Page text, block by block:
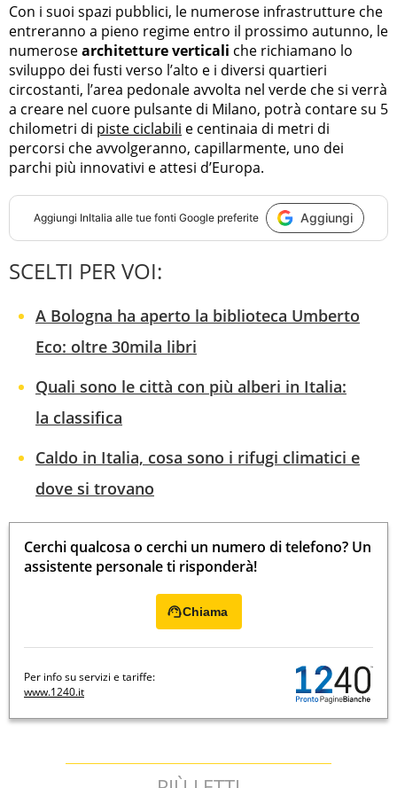
Con i suoi spazi pubblici, le numerose infrastrutture che
entreranno a pieno regime entro il prossimo autunno, le
numerosearchitetture verticali che richiamano lo
sviluppo dei fusti verso l’alto e i diversi quartieri
circostanti, l’area pedonale avvolta nel verde che si verrà
a creare nel cuore pulsante di Milano, potrà contare su 5
chilometri di piste ciclabili e centinaia di metri di
percorsi che avvolgeranno, capillarmente, uno dei
parchi più innovativi e attesi d’Europa.
Aggiungi InItalia alle tue fonti Google preferite Aggiungi
SCELTI PER VOI:
A Bologna ha aperto la biblioteca Umberto
Eco: oltre 30mila libri
Quali sono le città con più alberi in Italia:
la classifica
Caldo in Italia, cosa sono i rifugi climatici e
dove si trovano
Cerchi qualcosa o cerchi un numero di telefono? Un
assistente personale ti risponderà!
Chiama
Per info su servizi e tariffe:
www.1240.it